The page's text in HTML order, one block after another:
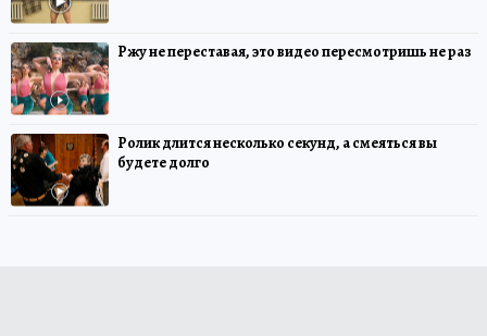
Ржу не переставая, это видео пересмотришь не раз
Ролик длится несколько секунд, а смеяться вы
будете долго